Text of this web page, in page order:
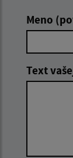
Meno
Text